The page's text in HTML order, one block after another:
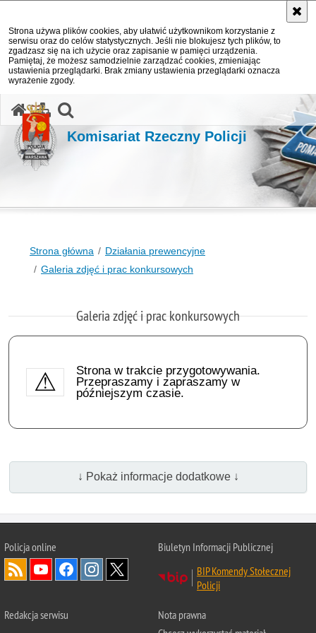
Strona używa plików cookies, aby ułatwić użytkownikom korzystanie z
serwisu oraz do celów statystycznych. Jeśli nie blokujesz tych plików, to
zgadzasz się na ich użycie oraz zapisanie w pamięci urządzenia.
Pamiętaj, że możesz samodzielnie zarządzać cookies, zmieniając
ustawienia przeglądarki. Brak zmiany ustawienia przeglądarki oznacza
wyrażenie zgody.
Komisariat Rzeczny Policji
Strona główna
Działania prewencyjne
Galeria zdjęć i prac konkursowych
Galeria zdjęć i prac konkursowych
Strona w trakcie przygotowywania.
Przepraszamy i zapraszamy w
późniejszym czasie.
↓ Pokaż informacje dodatkowe ↓
Policja online
Biuletyn Informacji Publicznej
BIP Komendy Stołecznej
Policji
Redakcja serwisu
Nota prawna